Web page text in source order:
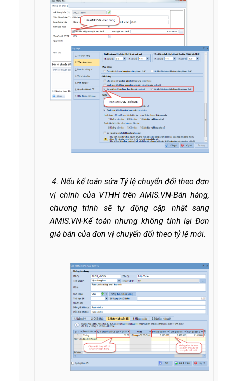
4. Nếu kế toán sửa Tỷ lệ chuyển đổi theo đơn
vị chính của VTHH trên AMIS.VN-Bán hàng,
chương trình sẽ tự động cập nhật sang
AMIS.VN-Kế toán nhưng không tính lại Đơn
giá bán của đơn vị chuyển đổi theo tỷ lệ mới.